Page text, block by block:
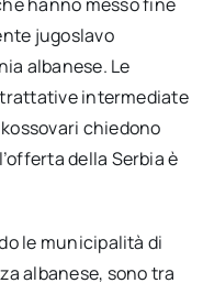
jugoslavo
albanese. Le
intermediate
chiedono
della Serbia è
le municipalità di
albanese, sono tra